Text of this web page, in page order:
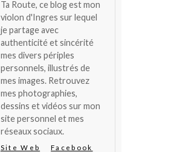
Ta Route, ce blog est mon
violon d'Ingres sur lequel
je partage avec
authenticité et sincérité
mes divers périples
personnels, illustrés de
mes images. Retrouvez
mes photographies,
dessins et vidéos sur mon
site personnel et mes
réseaux sociaux.
Site Web
Facebook